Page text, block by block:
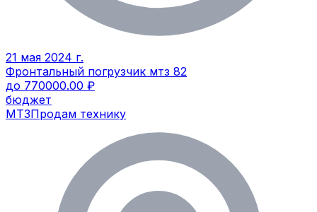
21 мая 2024 г.
Фронтальный погрузчик мтз 82
до 770000.00 ₽
бюджет
МТЗПродам технику